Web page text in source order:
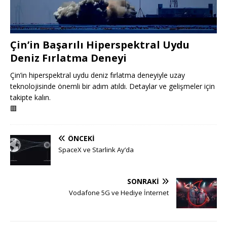
Çin’in Başarılı Hiperspektral Uydu
Deniz Fırlatma Deneyi
Çin’in hiperspektral uydu deniz fırlatma deneyiyle uzay
teknolojisinde önemli bir adım atıldı. Detaylar ve gelişmeler için
takipte kalın.
🟥
ÖNCEKI
SpaceX ve Starlink Ay’da
SONRAKI
Vodafone 5G ve Hediye İnternet